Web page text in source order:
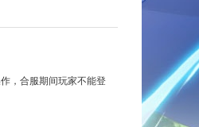
，合服期间玩家不能登